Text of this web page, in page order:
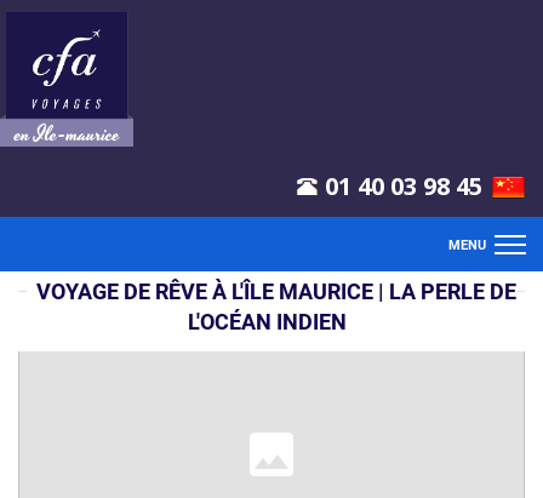
01 40 03 98 45
MENU
ACCUEIL
VOLS
VOYAGE DE RÊVE À L'ÎLE MAURICE | LA PERLE DE
L'OCÉAN INDIEN‎